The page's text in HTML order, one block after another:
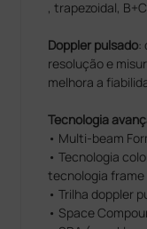
, trapezoidal,
Doppler pulsado:
resolução e
melhora a
Tecnologia
• Multi-beam
• Tecnologia
tecnologia
• Trilha doppler
• Space